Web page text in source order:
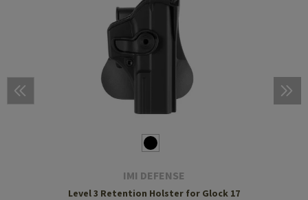
IMI DEFENSE
Level 3 Retention Holster for Glock 17